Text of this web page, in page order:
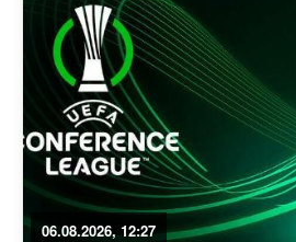
06.08.2026, 12:27